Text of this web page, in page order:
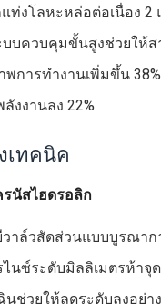
ท่งโลหะหล่อต่อเนื่อง
บควบคุมขั้นสูงช่วยให้
การทำงานเพิ่มขึ้น 38%
งงานลง 22%
เทคนิค
นัสไฮดรอลิก
าล์วสัดส่วนแบบบูรณาก
นซ์ระดับมิลลิเมตรห้าจุด
ช่วยให้ลดระดับลงอย่